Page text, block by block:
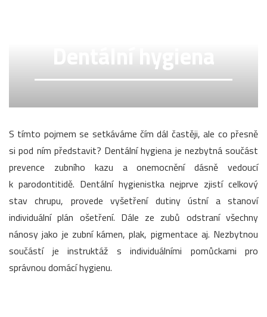
S tímto pojmem se setkáváme čím dál častěji, ale co přesně
si pod ním představit? Dentální hygiena je nezbytná součást
prevence zubního kazu a onemocnění dásně vedoucí
k parodontitidě. Dentální hygienistka nejprve zjistí celkový
stav chrupu, provede vyšetření dutiny ústní a stanoví
individuální plán ošetření. Dále ze zubů odstraní všechny
nánosy jako je zubní kámen, plak, pigmentace aj. Nezbytnou
součástí je instruktáž s individuálními pomůckami pro
správnou domácí hygienu.
Dentální hygiena